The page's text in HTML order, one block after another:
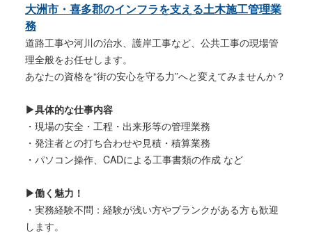
大洲市・喜多郡のインフラを支える土木施工管理業
務
道路工事や河川の治水、護岸工事など、公共工事の現場管
理全般をお任せします。
あなたの資格を“街の安心を守る力”へと変えてみませんか？
▶具体的な仕事内容
・現場の安全・工程・出来形等の管理業務
・発注者との打ち合わせや見積・積算業務
・パソコン操作、CADによる工事書類の作成 など
▶働く魅力！
・実務経験不問：経験が浅い方やブランクがある方も歓迎
します。